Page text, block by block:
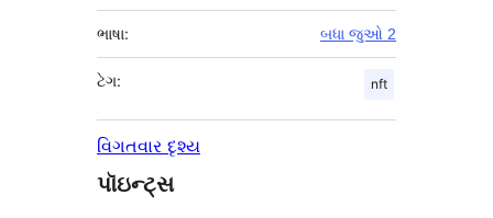
ભાષા: બધા જુઓ 2
ટેગ: nft
વિગતવાર દૃશ્ય
પૉઇન્ટ્સ